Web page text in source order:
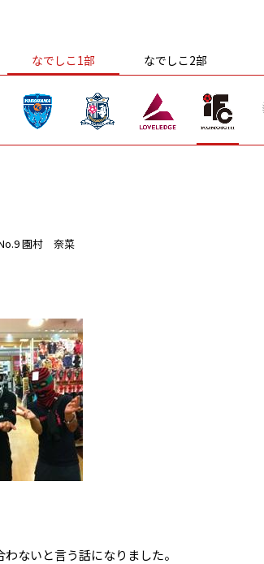
なでしこ1部 なでしこ2部
園村 奈菜
ないと言う話になりました。